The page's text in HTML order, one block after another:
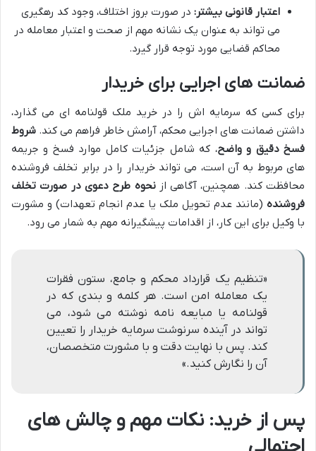
اعتبار قانونی بیشتر: در صورت بروز اختلاف، وجود کد رهگیری
می تواند به عنوان یک نشانه مهم از صحت و اعتبار معامله در
محاکم قضایی مورد توجه قرار گیرد.
ضمانت های اجرایی برای خریدار
برای کسی که سرمایه اش را در خرید ملک قولنامه ای می گذارد،
داشتن ضمانت های اجرایی محکم، آرامش خاطر فراهم می کند. شروط
فسخ دقیق و واضح، که شامل جزئیات کامل موارد فسخ و جریمه
های مربوط به آن است، می تواند خریدار را در برابر تخلف فروشنده
محافظت کند. همچنین، آگاهی ازنحوه طرح دعوی در صورت تخلف
فروشنده (مانند عدم تحویل ملک یا عدم انجام تعهدات) و مشورت
با وکیل برای این کار، از اقدامات پیشگیرانه مهم به شمار می رود.
«تنظیم یک قرارداد محکم و جامع، ستون فقرات
یک معامله امن است. هر کلمه و بندی که در
قولنامه یا مبایعه نامه نوشته می شود، می
تواند در آینده سرنوشت سرمایه خریدار را تعیین
کند. پس با نهایت دقت و با مشورت متخصصان،
آن را نگارش کنید.»
پس از خرید: نکات مهم و چالش های